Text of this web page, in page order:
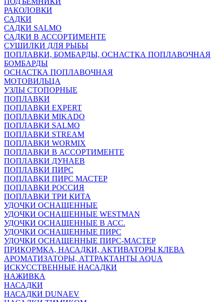
РАКОЛОВКИ
САДКИ
САДКИ SALMO
САДКИ В АССОРТИМЕНТЕ
СУШИЛКИ ДЛЯ РЫБЫ
ПОПЛАВКИ, БОМБАРДЫ, ОСНАСТКА ПОПЛАВОЧНАЯ
БОМБАРДЫ
ОСНАСТКА ПОПЛАВОЧНАЯ
МОТОВИЛЬЦА
УЗЛЫ СТОПОРНЫЕ
ПОПЛАВКИ
ПОПЛАВКИ EXPERT
ПОПЛАВКИ MIKADO
ПОПЛАВКИ SALMO
ПОПЛАВКИ STREAM
ПОПЛАВКИ WORMIX
ПОПЛАВКИ В АССОРТИМЕНТЕ
ПОПЛАВКИ ДУНАЕВ
ПОПЛАВКИ ПИРС
ПОПЛАВКИ ПИРС МАСТЕР
ПОПЛАВКИ РОССИЯ
ПОПЛАВКИ ТРИ КИТА
УДОЧКИ ОСНАЩЕННЫЕ
УДОЧКИ ОСНАЩЕННЫЕ WESTMAN
УДОЧКИ ОСНАЩЕННЫЕ В АСС.
УДОЧКИ ОСНАЩЕННЫЕ ПИРС
УДОЧКИ ОСНАЩЕННЫЕ ПИРС-МАСТЕР
ПРИКОРМКА, НАСАДКИ, АКТИВАТОРЫ КЛЕВА
АРОМАТИЗАТОРЫ, АТТРАКТАНТЫ AQUA
ИСКУССТВЕННЫЕ НАСАДКИ
НАЖИВКА
НАСАДКИ
НАСАДКИ DUNAEV